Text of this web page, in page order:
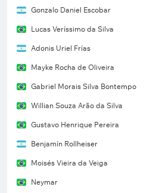
Gonzalo Daniel Escobar
Lucas Veríssimo da Silva
Adonis Uriel Frías
Mayke Rocha de Oliveira
Gabriel Morais Silva Bontempo
Willian Souza Arão da Silva
Gustavo Henrique Pereira
Benjamín Rollheiser
Moisés Vieira da Veiga
Neymar